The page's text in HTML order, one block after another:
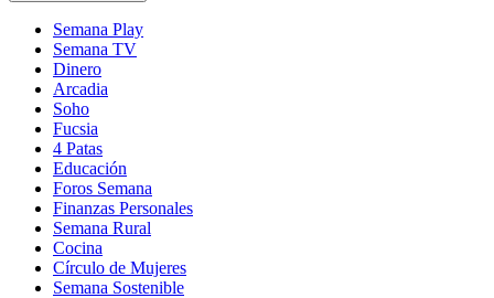
Semana Play
Semana TV
Dinero
Arcadia
Soho
in
new
window
Fucsia
in
new
window
4 Patas
Educación
Foros Semana
Finanzas Personales
Semana Rural
Cocina
Círculo de Mujeres
Semana Sostenible